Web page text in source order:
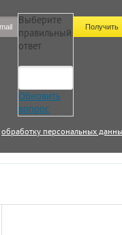
Выберите
правильный
ответ
Обновить
вопрос
обработку персональных